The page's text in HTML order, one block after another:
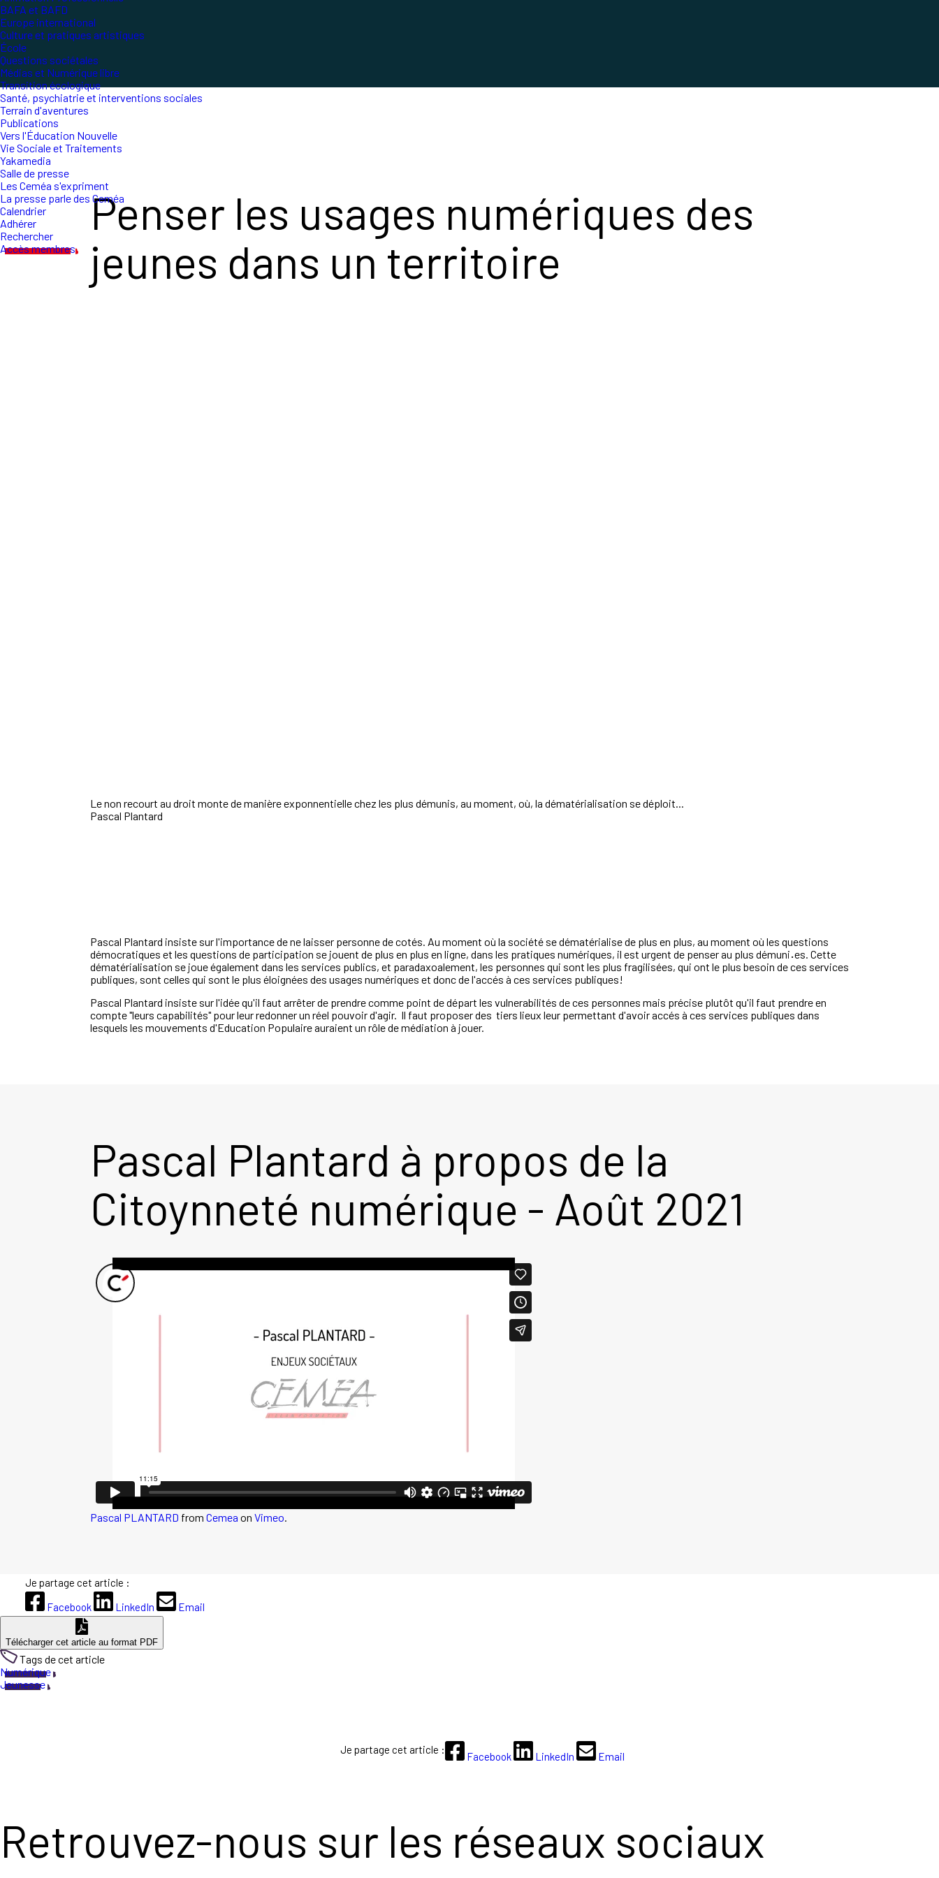
BAFA et BAFD
Europe international
Culture et pratiques artistiques
École
Questions sociétales
Médias et Numérique libre
Transition écologique
Santé, psychiatrie et interventions sociales
Terrain d'aventures
Publications
Vers l'Éducation Nouvelle
Vie Sociale et Traitements
Yakamedia
Salle de presse
Les Ceméa s'expriment
La presse parle des Ceméa
Calendrier
Adhérer
Rechercher
Accès membres
Penser les usages numériques des
jeunes dans un territoire
Le non recourt au droit monte de manière exponnentielle chez les plus démunis, au moment, où, la dématérialisation se déploit...
Pascal Plantard
Pascal Plantard insiste sur l'importance de ne laisser personne de cotés. Au moment où la société se dématérialise de plus en plus, au moment où les questions
démocratiques et les questions de participation se jouent de plus en plus en ligne, dans les pratiques numériques, il est urgent de penser au plus démuni·es. Cette
dématérialisation se joue également dans les services publics, et paradaxoalement, les personnes qui sont les plus fragilisées, qui ont le plus besoin de ces services
publiques, sont celles qui sont le plus éloignées des usages numériques et donc de l'accés à ces services publiques!
Pascal Plantard insiste sur l'idée qu'il faut arrêter de prendre comme point de départ les vulnerabilités de ces personnes mais précise plutôt qu'il faut prendre en
compte "leurs capabilités" pour leur redonner un réel pouvoir d'agir. Il faut proposer des tiers lieux leur permettant d'avoir accés à ces services publiques dans
lesquels les mouvements d'Education Populaire auraient un rôle de médiation à jouer.
Pascal Plantard à propos de la
Citoynneté numérique - Août 2021
Pascal PLANTARD from Cemea on Vimeo.
Je partage cet article :
Facebook
LinkedIn Email
Télécharger cet article au format PDF
Tags de cet article
Numérique
Jeunesse
Je partage cet article :
Facebook LinkedIn Email
Retrouvez-nous sur les réseaux sociaux